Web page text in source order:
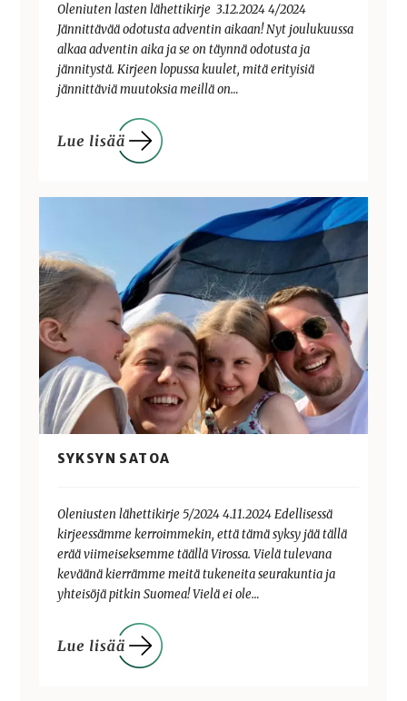
Oleniuten lasten lähettikirje 3.12.2024 4/2024
Jännittävää odotusta adventin aikaan! Nyt joulukuussa
alkaa adventin aika ja se on täynnä odotusta ja
jännitystä. Kirjeen lopussa kuulet, mitä erityisiä
jännittäviä muutoksia meillä on…
SYKSYN SATOA
Oleniusten lähettikirje 5/2024 4.11.2024 Edellisessä
kirjeessämme kerroimmekin, että tämä syksy jää tällä
erää viimeiseksemme täällä Virossa. Vielä tulevana
keväänä kierrämme meitä tukeneita seurakuntia ja
yhteisöjä pitkin Suomea! Vielä ei ole…